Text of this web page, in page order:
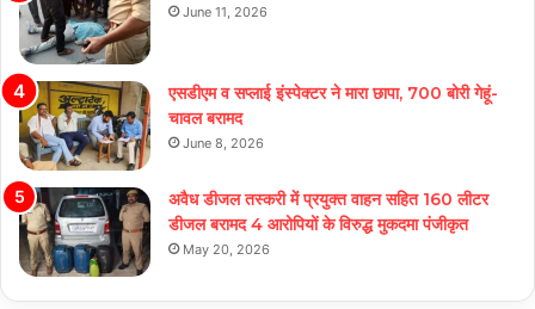
June 11, 2026
एसडीएम व सप्लाई इंस्पेक्टर ने मारा छापा, 700 बोरी गेहूं-
चावल बरामद
June 8, 2026
अवैध डीजल तस्करी में प्रयुक्त वाहन सहित 160 लीटर
डीजल बरामद 4 आरोपियों के विरुद्ध मुकदमा पंजीकृत
May 20, 2026